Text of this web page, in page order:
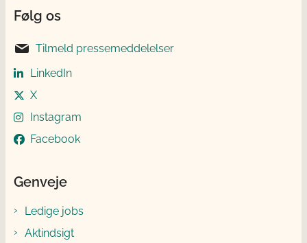
Følg os
Tilmeld pressemeddelelser
LinkedIn
X
Instagram
Facebook
Genveje
Ledige jobs
Aktindsigt